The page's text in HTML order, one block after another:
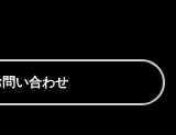
い合わせ